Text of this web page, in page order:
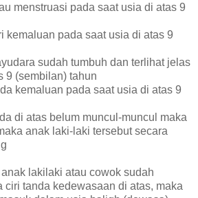
menstruasi pada saat usia di atas 9
kemaluan pada saat usia di atas 9
sudah tumbuh dan terlihat jelas
9 (sembilan) tahun
kemaluan pada saat usia di atas 9
di atas belum muncul-muncul maka
anak laki-laki tersebut secara
lakilaki atau cowok sudah
ciri tanda kedewasaan di atas, maka